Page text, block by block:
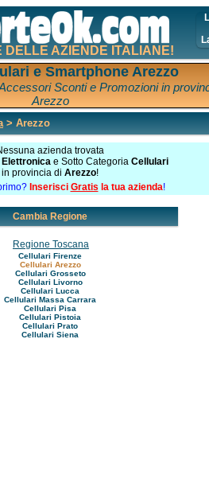
DELLE AZIENDE ITALIANE!
e Smartphone Arezzo
Sconti e Promozioni in
Arezzo
> Arezzo
azienda trovata
Elettronicae Sotto Categoria Cellulari
in provincia di Arezzo!
Inserisci Gratis la tua azienda!
Cambia Regione
Regione Toscana
Cellulari Firenze
Cellulari Arezzo
Cellulari Grosseto
Cellulari Livorno
Cellulari Lucca
Cellulari Massa Carrara
Cellulari Pisa
Cellulari Pistoia
Cellulari Prato
Cellulari Siena